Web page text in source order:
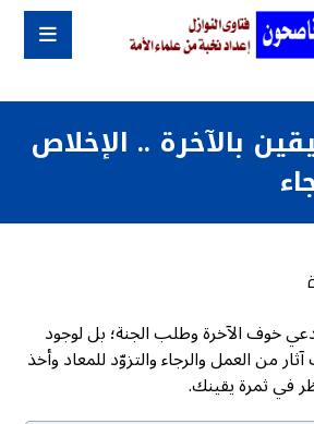
بالآخرة .. الإخلاص
خوف الآخرة وطلب الجنة؛ بل لوجود
من العمل والرجاء والتزوّد للمعاد وأخذ
في ثمرة يقينك.